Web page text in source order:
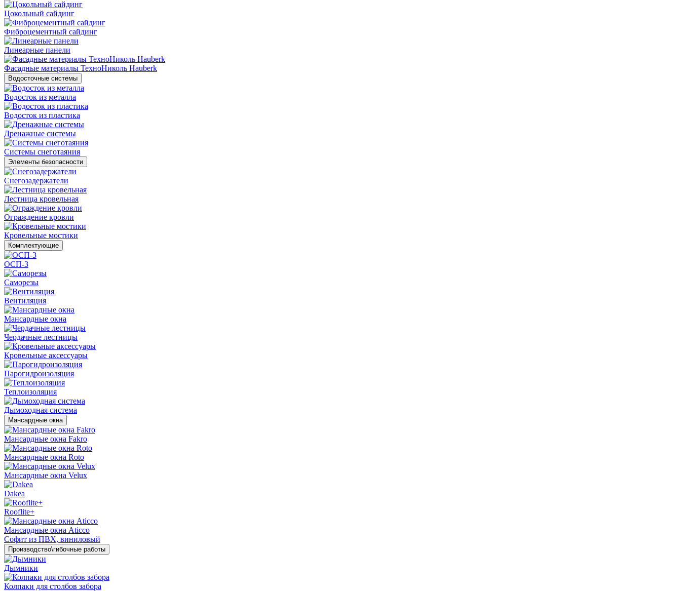
Цокольный сайдинг
Фиброцементный сайдинг
Линеарные панели
Фасадные материалы ТехноНиколь Hauberk
Водосточные системы
Водосток из металла
Водосток из пластика
Дренажные системы
Системы снеготаяния
Элементы безопасности
Снегозадержатели
Лестница кровельная
Ограждение кровли
Кровельные мостики
Комплектующие
ОСП-3
Саморезы
Вентиляция
Мансардные окна
Чердачные лестницы
Кровельные аксессуары
Парогидроизоляция
Теплоизоляция
Дымоходная система
Мансардные окна
Мансардные окна Fakro
Мансардные окна Roto
Мансардные окна Velux
Dakea
Rooflite+
Мансардные окна Aticco
Софит из ПВХ, виниловый
Производство\гибочные работы
Дымники
Колпаки для столбов забора